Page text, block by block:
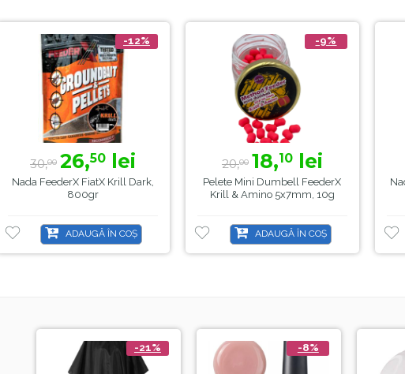
-12%
30,00 26,50 lei
Nada FeederX FiatX Krill Dark,
800gr
ADAUGĂ ÎN COȘ
-9%
20,00 18,10lei
Pelete Mini Dumbell FeederX
Krill & Amino 5x7mm, 10g
ADAUGĂ ÎN COȘ
-21% -8%